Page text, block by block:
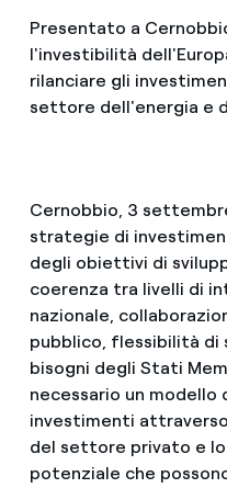
Presentato a
l'investibilità
rilanciare gli
settore dell'energia e
Cernobbio, 3
strategie di
degli obiettivi di
coerenza tra livelli di
nazionale,
pubblico, flessibilità di
bisogni degli Stati
necessario un
investimenti
del settore privato e
potenziale che